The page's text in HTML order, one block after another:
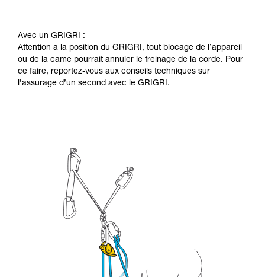
Avec un GRIGRI :
Attention à la position du GRIGRI, tout blocage de l’appareil
ou de la came pourrait annuler le freinage de la corde. Pour
ce faire, reportez-vous aux conseils techniques sur
l’assurage d’un second avec le GRIGRI.